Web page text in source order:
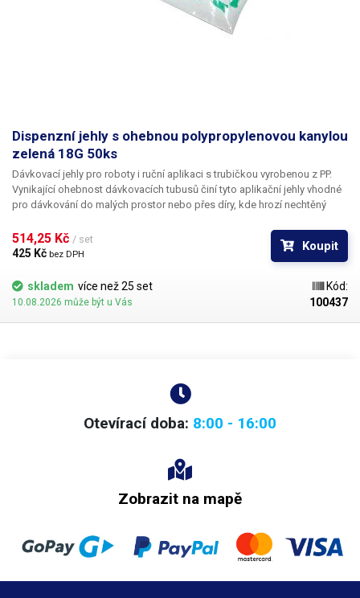
Dispenzní jehly s ohebnou polypropylenovou kanylou
zelená 18G 50ks
Dávkovací jehly pro roboty i ruční aplikaci s trubičkou vyrobenou z PP.
Vynikající ohebnost dávkovacích tubusů činí tyto aplikační jehly vhodné
pro dávkování do malých prostor nebo přes díry, kde hrozí nechtěný
popřípadě hrozí poškození obrobku nechtěným kontaktem s hrotem
jehly.
514,25 Kč / set
425 Kč bez DPH
Koupit
skladem více než 25 set
10.08.2026 může být u Vás
Kód:
100437
Otevírací doba: 8:00 - 16:00
Zobrazit na mapě